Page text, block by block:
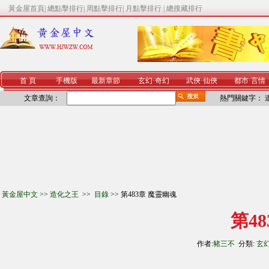
黃金屋首頁 總點擊排行 周點擊排行 月點擊排行 總搜藏排行
首 頁 手機版 最新章節 玄幻·奇幻 武俠·仙俠 都市·言情
文章查詢： 熱門關鍵字：
黃金屋中文 >> 造化之王 >> 目錄 >> 第483章 魔靈幽魂
第
作者:豬三不 分類: 玄